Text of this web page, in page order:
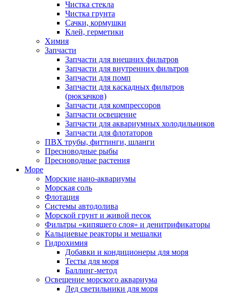
Чистка стекла
Чистка грунта
Сачки, кормушки
Клей, герметики
Химия
Запчасти
Запчасти для внешних фильтров
Запчасти для внутренних фильтров
Запчасти для помп
Запчасти для каскадных фильтров
(рюкзачков)
Запчасти для компрессоров
Запчасти освещение
Запчасти для аквариумных холодильников
Запчасти для флотаторов
ПВХ трубы, фиттинги, шланги
Пресноводные рыбы
Пресноводные растения
Море
Морские нано-аквариумы
Морская соль
Флотация
Системы автодолива
Морской грунт и живой песок
Фильтры «кипящего слоя» и денитрификаторы
Кальциевые реакторы и мешалки
Гидрохимия
Добавки и кондиционеры для моря
Тесты для моря
Баллинг-метод
Освещение морского аквариума
Лед светильники для моря